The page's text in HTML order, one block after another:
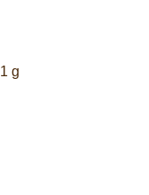
g